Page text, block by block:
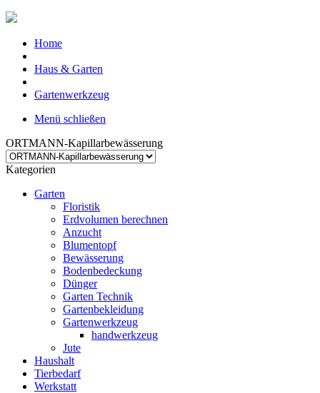
Home
Haus & Garten
Gartenwerkzeug
Menü schließen
ORTMANN-Kapillarbewässerung
Kategorien
Garten
Floristik
Erdvolumen berechnen
Anzucht
Blumentopf
Bewässerung
Bodenbedeckung
Dünger
Garten Technik
Gartenbekleidung
Gartenwerkzeug
handwerkzeug
Jute
Haushalt
Tierbedarf
Werkstatt